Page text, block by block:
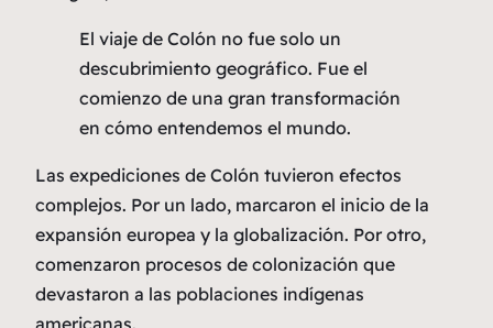
El viaje de Colón no fue solo un
descubrimiento geográfico. Fue el
comienzo de una gran transformación
en cómo entendemos el mundo.
Las expediciones de Colón tuvieron efectos
complejos. Por un lado, marcaron el inicio de la
expansión europea y la globalización. Por otro,
comenzaron procesos de colonización que
devastaron a las poblaciones indígenas
americanas.